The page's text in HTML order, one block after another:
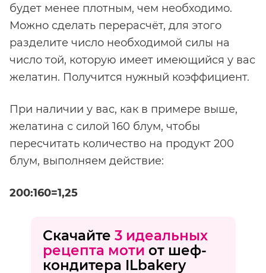
будет менее плотным, чем необходимо.
Можно сделать перерасчёт, для этого
разделите число необходимой силы на
число той, которую имеет имеющийся у вас
желатин. Получится нужный коэффициент.
При наличии у вас, как в примере выше,
желатина с силой 160 блум, чтобы
пересчитать количество на продукт 200
блум, выполняем действие:
200:160=1,25
Скачайте 3 идеальных
рецепта моти от шеф-
кондитера ILbakery